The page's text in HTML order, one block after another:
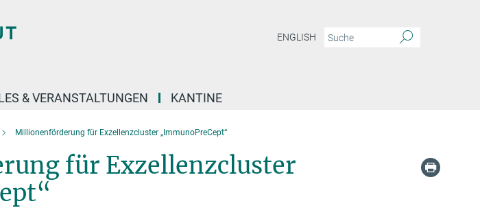
ENGLISH
& VERANSTALTUNGEN KANTINE
Millionenförderung für Exzellenzcluster „ImmunoPreCept“
für Exzellenzcluster